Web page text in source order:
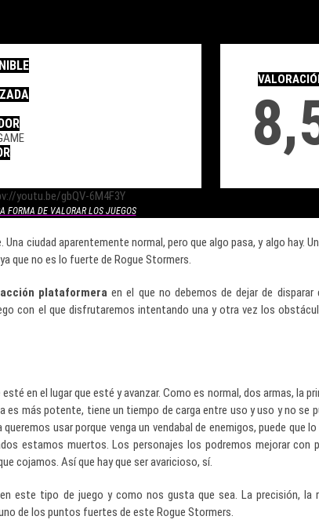
youtu.be/gbQV-6M4F3Y
FORMA DE VALORAR LOS JUEGOS
ciudad aparentemente normal, pero que algo pasa, y algo hay.
que no es lo fuerte de Rogue Stormers.
acción plataformera en el que no debemos de dejar de disparar
con el que disfrutaremos intentando una y otra vez los
en el lugar que esté y avanzar. Como es normal, dos armas, la
es más potente, tiene un tiempo de carga entre uso y uso y no se
usar porque venga un vendabal de enemigos, puede que
estamos muertos. Los personajes los podremos mejorar con
cojamos. Así que hay que ser avaricioso, sí.
este tipo de juego y como nos gusta que sea. La precisión, la
de los puntos fuertes de este Rogue Stormers.